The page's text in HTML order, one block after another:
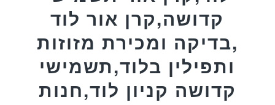
קדושה,קרן אור לוד
,בדיקה ומכירת מזוזות
ותפילין בלוד,תשמישי
קדושה קניון לוד,חנות